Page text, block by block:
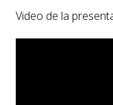
Video de la